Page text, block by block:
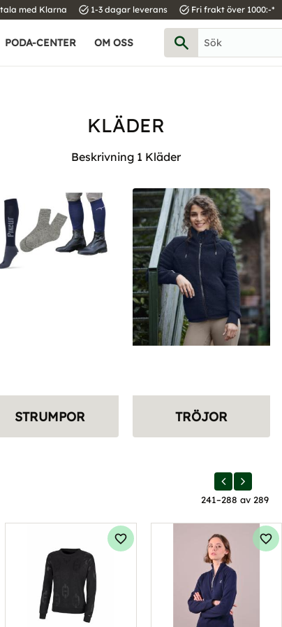
med Klarna task_alt 1-3 dagar leverans task_alt Fri frakt över 1000:-*
PODA-CENTER OM OSS
KLÄDER
Beskrivning 1 Kläder
STRUMPOR TRÖJOR
241–288 av 289
till i favoriter Lägg till i favoriter